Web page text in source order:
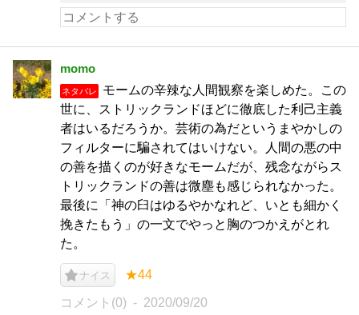
momo
ネタバレ
モームの辛辣な人間観察を楽しめた。この
世に、ストリックランドほどに徹底した利己主義
者はいるだろうか。芸術の為だというまやかしの
フィルターに騙されてはいけない。人間の悪の中
の善を描くのが好きなモームだが、残念ながらス
トリックランドの善は微塵も感じられなかった。
最後に「神の臼はゆるやかなれど、いとも細かく
挽きたもう」の一文でやっと胸のつかえがとれ
た。
ナイス ★44
コメント(0) 2020/09/20